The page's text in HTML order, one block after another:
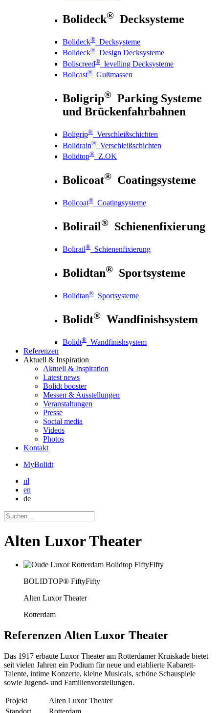
Bolideck® Decksysteme
Bolideck® Decksysteme
Bolideck® Design Decksysteme
Boliscreed® levelling Decksysteme
Bolicast® Gußmassen
Boligrip® Parking Systeme
und Brückenfahrbahnen
Boligrip® Verschleißschichten
Bolidrain® Verschleißschichten
Bolidtop® Z.OK
Bolicoat® Coatingsysteme
Bolicoat® Coatingsysteme
Bolirail® Schienenfixierung
Bolirail® Schienenfixierung
Bolidtan® Sportsysteme
Bolidtan® Sportsysteme
Bolidt® Wandfinishsystem
Bolidt® Wandfinishsystem
Referenzen
Aktuell & Inspiration
Aktuell & Inspiration
Latest news
Bolidt booster
Messen & Ausstellungen
Veranstaltungen
Presse
Social media
Videos
Photos
Kontakt
MyBolidt
nl
en
de
Alten Luxor Theater
BOLIDTOP® FiftyFifty
Alten Luxor Theater
Rotterdam
Referenzen Alten Luxor Theater
Das 1917 erbaute Luxor Theater am Rotterdamer Kruiskade bietet
seit vielen Jahren ein Podium für neue und etablierte Kabarett-
Talente, intime Konzerte, kleine Musicals, schöne Schauspiele
sowie Jugend- und Familienvorstellungen.
Projekt
Alten Luxor Theater
Standort
Rotterdam